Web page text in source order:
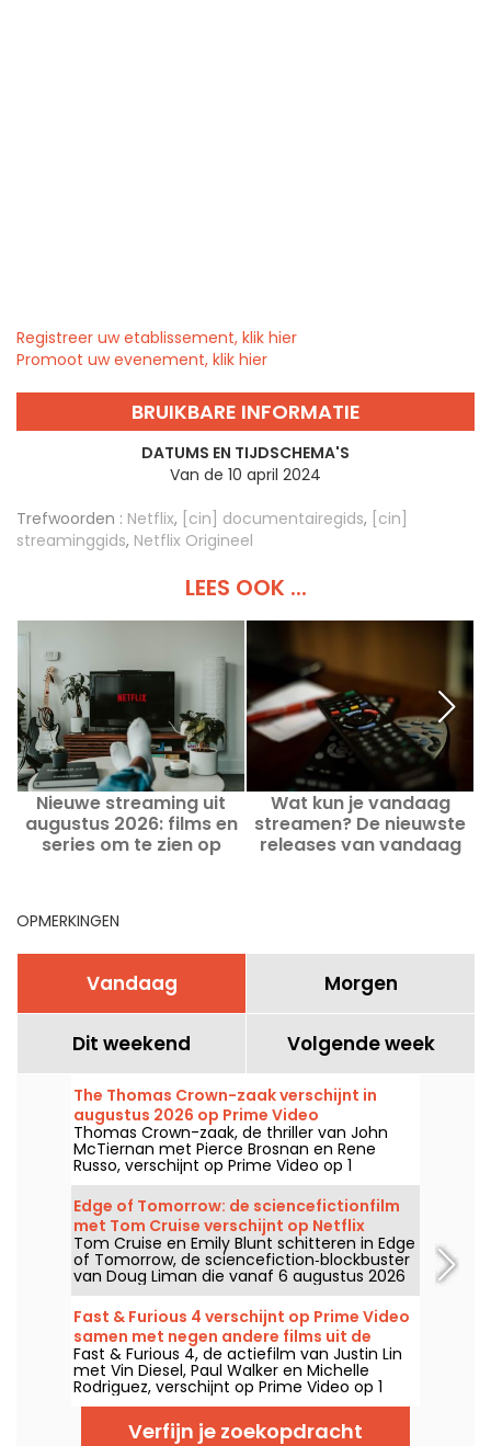
Registreer uw etablissement, klik hier
Promoot uw evenement, klik hier
BRUIKBARE INFORMATIE
DATUMS EN TIJDSCHEMA'S
Van de 10 april 2024
Trefwoorden : Netflix, [cin] documentairegids, [cin]
streaminggids, Netflix Origineel
LEES OOK ...
Nieuwe streaming uit
augustus 2026: films en
series om te zien op
Wat kun je vandaag
streamen? De nieuwste
releases van vandaag
OPMERKINGEN
Vandaag Morgen
Dit weekend Volgende week
The Thomas Crown-zaak verschijnt in
augustus 2026 op Prime Video
Thomas Crown-zaak, de thriller van John
McTiernan met Pierce Brosnan en Rene
Russo, verschijnt op Prime Video op 1
augustus 2026.
Edge of Tomorrow: de sciencefictionfilm
met Tom Cruise verschijnt op Netflix
Tom Cruise en Emily Blunt schitteren in Edge
of Tomorrow, de sciencefiction‑blockbuster
van Doug Liman die vanaf 6 augustus 2026
op Netflix te zien is.
Fast & Furious 4 verschijnt op Prime Video
samen met negen andere films uit de
reeks
Fast & Furious 4, de actiefilm van Justin Lin
met Vin Diesel, Paul Walker en Michelle
Rodriguez, verschijnt op Prime Video op 1
augustus 2026 en brengt meerdere delen
van de saga.Verfijn je zoekopdracht